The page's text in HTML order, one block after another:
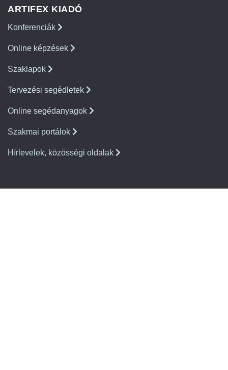
ARTIFEX KIADÓ
Konferenciák
Online képzések
Szaklapok
Tervezési segédletek
Online segédanyagok
Szakmai portálok
Hírlevelek, közösségi oldalak